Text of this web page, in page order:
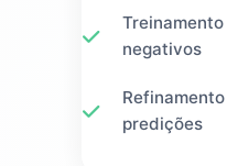
negativos
predições